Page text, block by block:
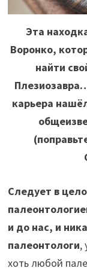
Эта
Воронко,
найти
карьера
Следует в
и до нас, и
палеонтологи,
хоть любой